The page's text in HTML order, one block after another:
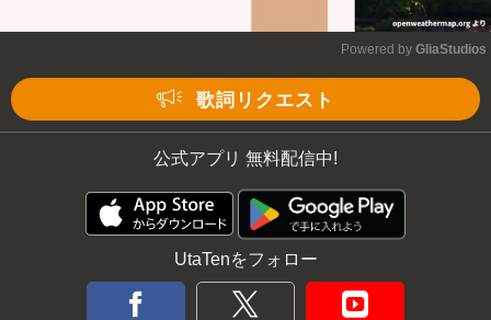
Powered by GliaStudios
歌詞リクエスト
公式アプリ 無料配信中!
UtaTenをフォロー